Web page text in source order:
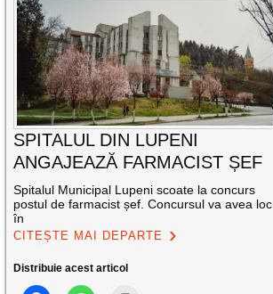
SPITALUL DIN LUPENI
ANGAJEAZĂ FARMACIST ȘEF
Spitalul Municipal Lupeni scoate la concurs
postul de farmacist șef. Concursul va avea loc
în
CITEȘTE MAI DEPARTE
Distribuie acest articol